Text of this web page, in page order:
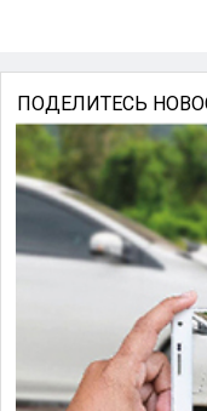
ПОДЕЛИТЕСЬ